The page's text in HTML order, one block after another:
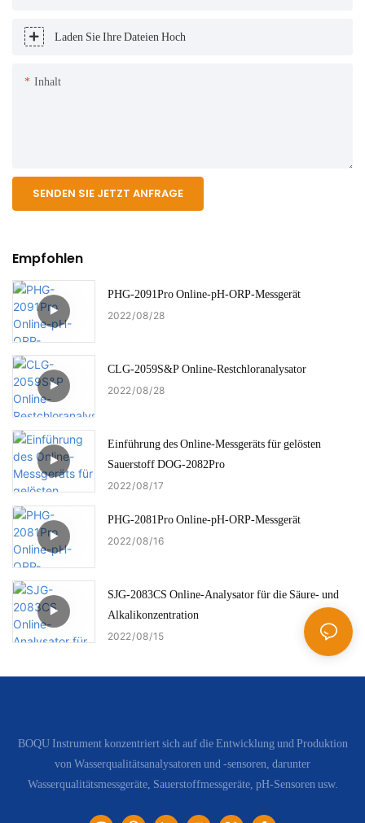
Laden Sie Ihre Dateien Hoch
Inhalt
SENDEN SIE JETZT ANFRAGE
Empfohlen
PHG-2091Pro Online-pH-ORP-Messgerät
2022 08 28
CLG-2059S&P Online-Restchloranalysator
2022 08 28
Einführung des Online-Messgeräts für gelösten
Sauerstoff DOG-2082Pro
2022 08 17
PHG-2081Pro Online-pH-ORP-Messgerät
2022 08 16
SJG-2083CS Online-Analysator für die Säure- und
Alkalikonzentration
2022 08 15
BOQU Instrument konzentriert sich auf die Entwicklung und Produktion
von Wasserqualitätsanalysatoren und -sensoren, darunter
Wasserqualitätsmessgeräte, Sauerstoffmessgeräte, pH-Sensoren usw.